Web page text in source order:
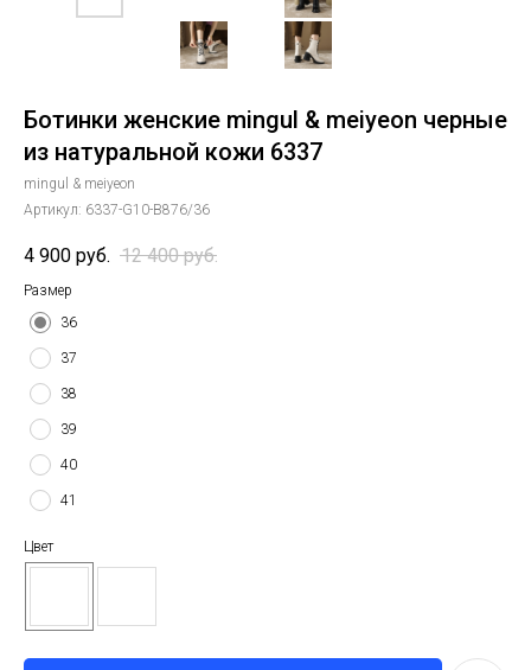
Ботинки женские mingul & meiyeon черные
из натуральной кожи 6337
mingul & meiyeon
Артикул: 6337-G10-B876/36
4 900 руб. 12 400 руб.
Размер
36
37
38
39
40
41
Цвет